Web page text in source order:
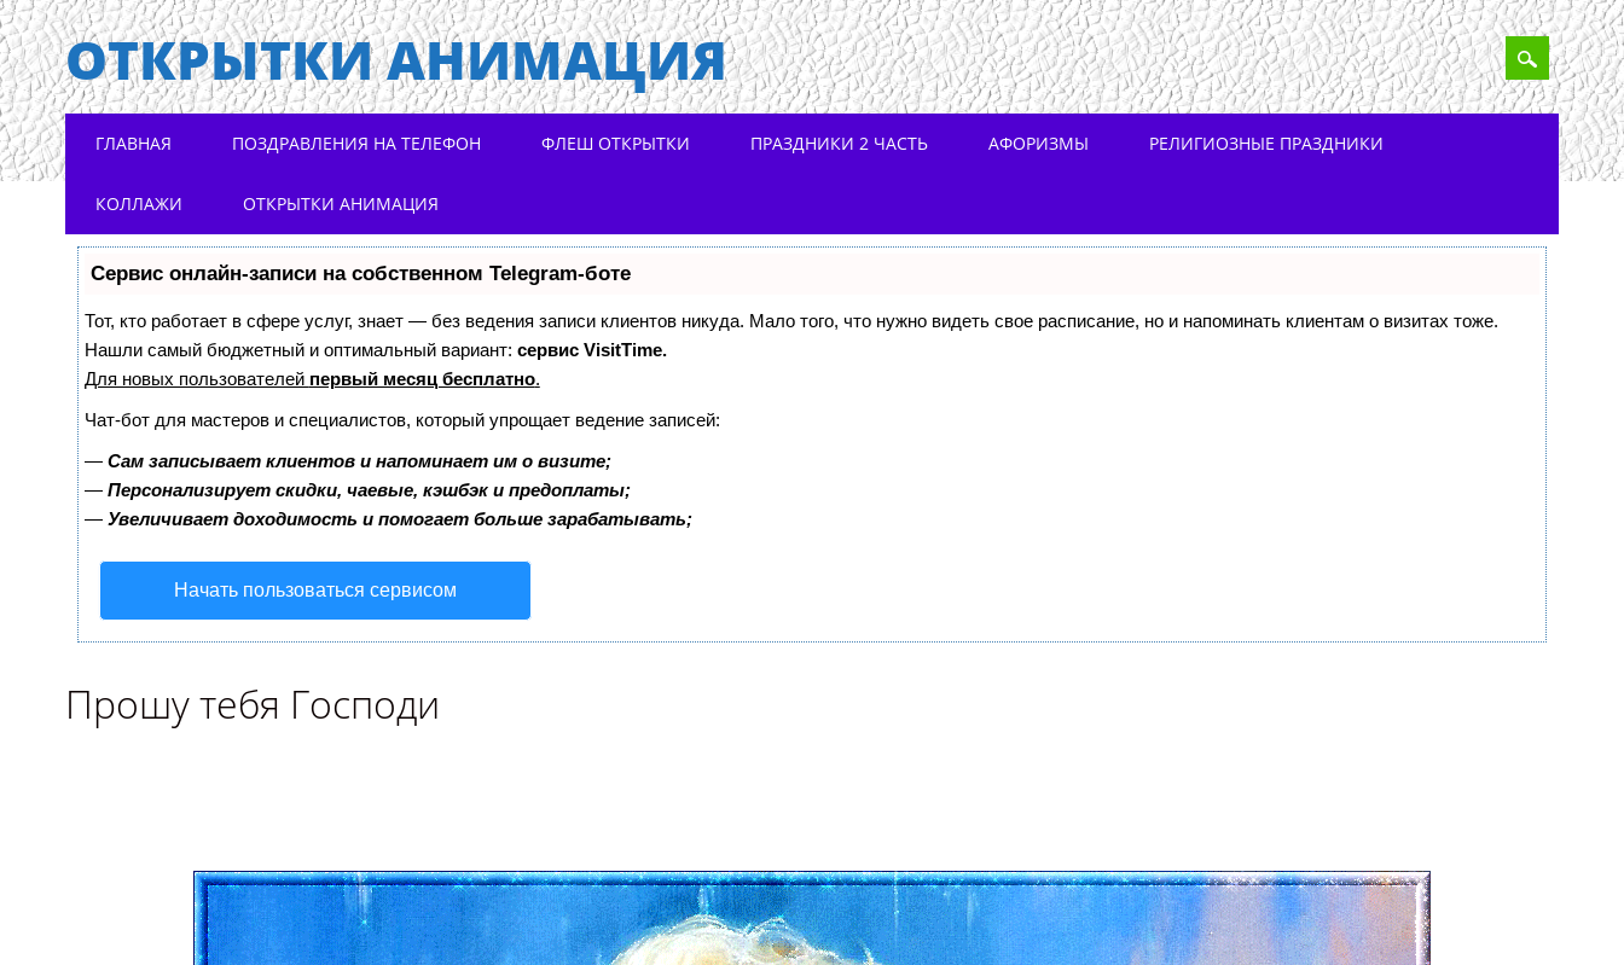
ОТКРЫТКИ АНИМАЦИЯ
Main menu
Skip to content
ГЛАВНАЯ ПОЗДРАВЛЕНИЯ НА ТЕЛЕФОН ФЛЕШ ОТКРЫТКИ ПРАЗДНИКИ 2 ЧАСТЬ АФОРИЗМЫ РЕЛИГИОЗНЫЕ ПРАЗДНИКИ
КОЛЛАЖИ ОТКРЫТКИ АНИМАЦИЯ
Сервис онлайн-записи на собственном Telegram-боте
Тот, кто работает в сфере услуг, знает — без ведения записи клиентов никуда. Мало того, что нужно видеть свое расписание, но и напоминать клиентам о визитах тоже.
Нашли самый бюджетный и оптимальный вариант: сервис VisitTime.
Для новых пользователей первый месяц бесплатно.
Чат-бот для мастеров и специалистов, который упрощает ведение записей:
— Сам записывает клиентов и напоминает им о визите;
— Персонализирует скидки, чаевые, кэшбэк и предоплаты;
— Увеличивает доходимость и помогает больше зарабатывать;
Начать пользоваться сервисом
Прошу тебя Господи